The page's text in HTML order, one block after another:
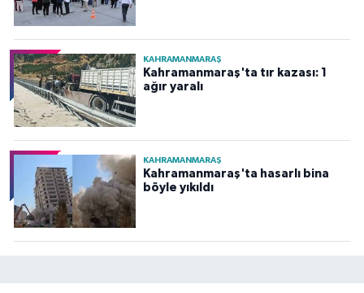
KAHRAMANMARAŞ
Kahramanmaraş'ta tır kazası: 1
ağır yaralı
KAHRAMANMARAŞ
Kahramanmaraş'ta hasarlı bina
böyle yıkıldı